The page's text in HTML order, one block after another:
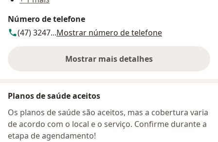
Número de telefone
(47) 3247...Mostrar número de telefone
Mostrar mais detalhes
sobre o endereço
Planos de saúde aceitos
Os planos de saúde são aceitos, mas a cobertura varia
de acordo com o local e o serviço. Confirme durante a
etapa de agendamento!